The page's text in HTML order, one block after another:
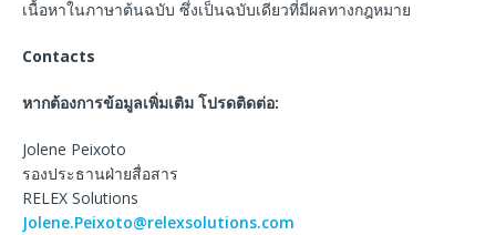
เนื้อหาในภาษาต้นฉบับ ซึ่งเป็นฉบับเดียวที่มีผลทางกฎหมาย
Contacts
หากต้องการข้อมูลเพิ่มเติม โปรดติดต่อ:
Jolene Peixoto
รองประธานฝ่ายสื่อสาร
RELEX Solutions
Jolene.Peixoto@relexsolutions.com